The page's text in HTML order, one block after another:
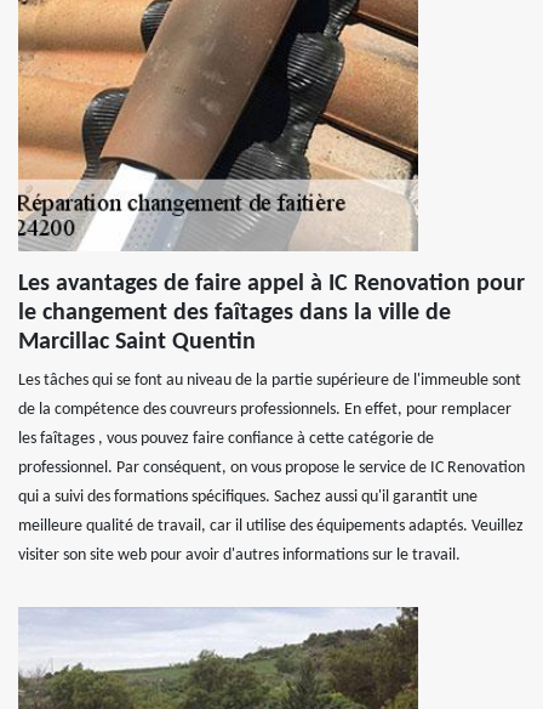
Les avantages de faire appel à IC Renovation pour
le changement des faîtages dans la ville de
Marcillac Saint Quentin
Les tâches qui se font au niveau de la partie supérieure de l'immeuble sont
de la compétence des couvreurs professionnels. En effet, pour remplacer
les faîtages , vous pouvez faire confiance à cette catégorie de
professionnel. Par conséquent, on vous propose le service de IC Renovation
qui a suivi des formations spécifiques. Sachez aussi qu'il garantit une
meilleure qualité de travail, car il utilise des équipements adaptés. Veuillez
visiter son site web pour avoir d'autres informations sur le travail.